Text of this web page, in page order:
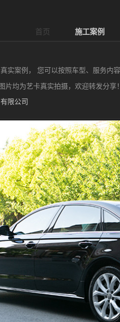
首页 施工案例
实案例， 您可以按照车型、服务内
片均为艺卡真实拍摄，欢迎转发分享
限公司